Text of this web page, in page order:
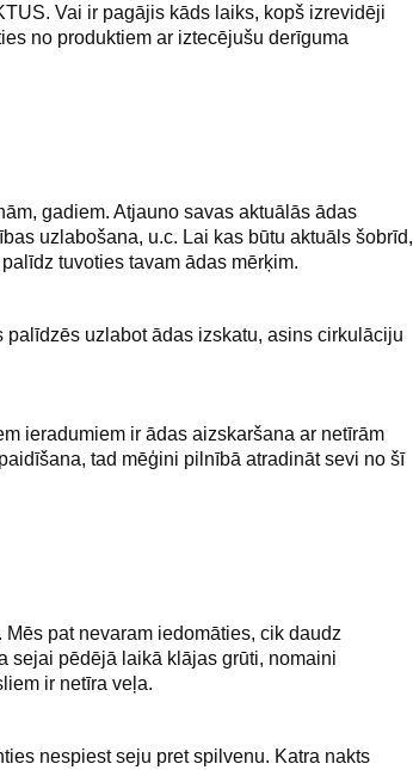
Vai ir pagājis kāds laiks, kopš izrevidēji
no produktiem ar iztecējušu derīguma
gadiem. Atjauno savas aktuālās ādas
uzlabošana, u.c. Lai kas būtu aktuāls šobrīd,
tuvoties tavam ādas mērķim.
uzlabot ādas izskatu, asins cirkulāciju
ieradumiem ir ādas aizskaršana ar netīrām
tad mēģini pilnībā atradināt sevi no šī
pat nevaram iedomāties, cik daudz
sejai pēdējā laikā klājas grūti, nomaini
ir netīra veļa.
nespiest seju pret spilvenu. Katra nakts